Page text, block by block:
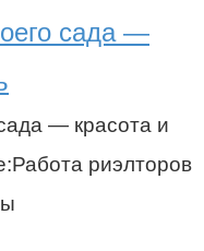
сада —
— красота и
риэлторов